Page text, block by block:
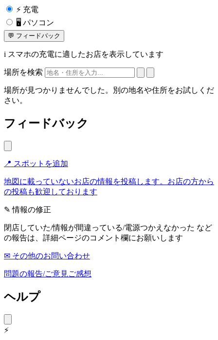
⚡ 充電
🖥️ パソコン
💬 フィードバック
i スマホの充電に適したお店を表示しています
場所を検索
場所が見つかりませんでした。別の地名や住所をお試しくだ
さい。
フィードバック
📍 スポットを追加
地図に載っていないお店の情報を投稿します。お店の方から
の投稿も歓迎しております
✎ 情報の修正
閉店していた/情報が間違っている/電源つかえなかった など
の報告は、詳細ページのコメント欄にお願いします
✉ その他のお問い合わせ
問題の報告/ご意見ご感想
ヘルプ
⚡